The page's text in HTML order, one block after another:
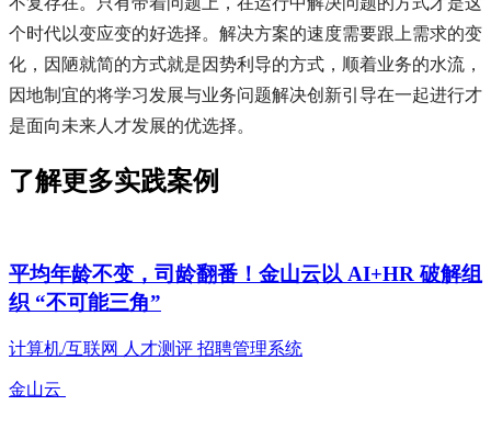
个时代以变应变的好选择。解决方案的速度需要跟上需求的变
化，因陋就简的方式就是因势利导的方式，顺着业务的水流，
因地制宜的将学习发展与业务问题解决创新引导在一起进行才
是面向未来人才发展的优选择。
了解更多实践案例
平均年龄不变，司龄翻番！金山云以 AI+HR 破解组
织 “不可能三角”
计算机/互联网 人才测评 招聘管理系统
金山云